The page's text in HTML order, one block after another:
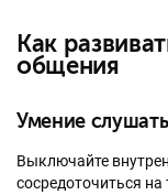
Как
общения
Умение слушать
Выключайте
сосредоточиться на